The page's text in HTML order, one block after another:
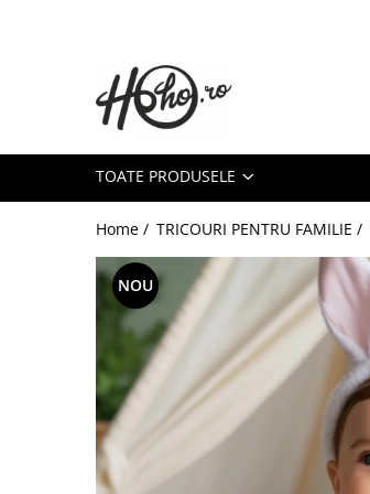
Toate Produsele
TRICOURI CRACIUN
SET 3 PIESE
TRICOURI CRACIUN - NASI
TRICOURI CUPLU
TRICOURI FEMEI
TRICOURI CUPLU CRACIUN
TRICOURI CUPLU CRACIUN
TABLOURI CANVAS
TOATE PRODUSELE
Home / TRICOURI PENTRU FAMILIE /
NOU